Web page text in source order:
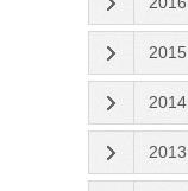
2015
2014
2013